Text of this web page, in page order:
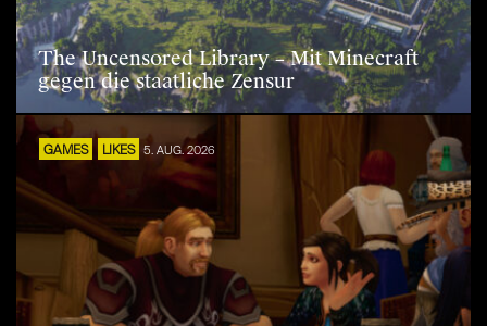
The Uncensored Library – Mit Minecraft
gegen die staatliche Zensur
GAMES LIKES 5. AUG. 2026